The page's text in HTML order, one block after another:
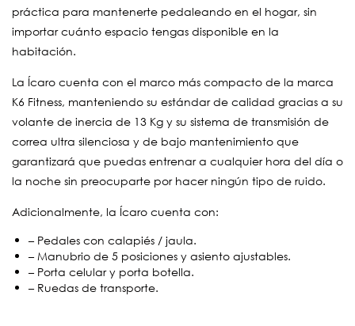
práctica para mantenerte pedaleando en el hogar, sin
importar cuánto espacio tengas disponible en la
habitación.
La Ícaro cuenta con el marco más compacto de la marca
K6 Fitness, manteniendo su estándar de calidad gracias a su
volante de inercia de 13 Kg y su sistema de transmisión de
correa ultra silenciosa y de bajo mantenimiento que
garantizará que puedas entrenar a cualquier hora del día o
la noche sin preocuparte por hacer ningún tipo de ruido.
Adicionalmente, la Ícaro cuenta con:
– Pedales con calapiés / jaula.
– Manubrio de 5 posiciones y asiento ajustables.
– Porta celular y porta botella.
– Ruedas de transporte.